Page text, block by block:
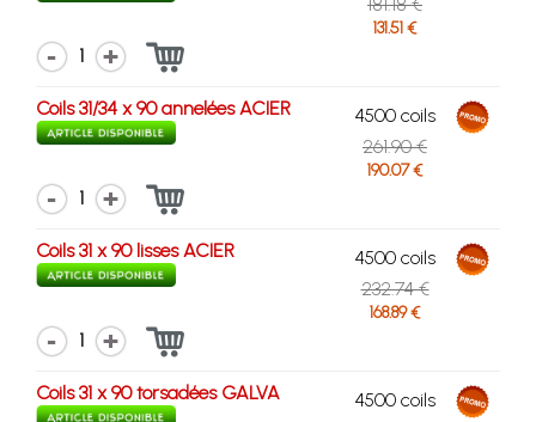
131.51 €
1
Coils 31/34 x 90 annelées ACIER
4500 coils
261.90 €
190.07 €
1
Coils 31 x 90 lisses ACIER
4500 coils
232.74 €
168.89 €
1
Coils 31 x 90 torsadées GALVA
4500 coils